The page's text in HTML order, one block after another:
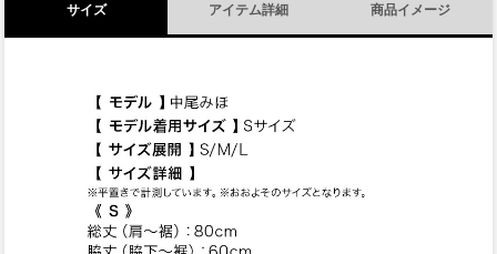
サイズ アイテム詳細 商品イメージ